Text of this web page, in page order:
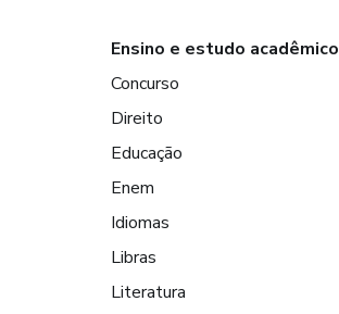
Ensino e estudo acadêmico
Concurso
Direito
Educação
Enem
Idiomas
Libras
Literatura